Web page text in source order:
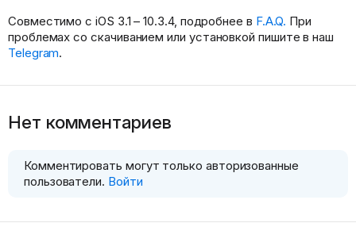
Совместимо с iOS 3.1 – 10.3.4, подробнее в F.A.Q. При
проблемах со скачиванием или установкой пишите в наш
Telegram.
Нет комментариев
Комментировать могут только авторизованные
пользователи. Войти